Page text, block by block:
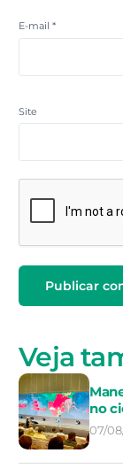
E-mail*
Site
Veja
no
07/